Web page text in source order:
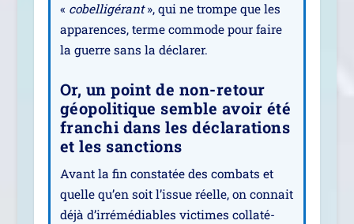
« cobel­li­gé­rant», qui ne trompe que les
appa­rences, terme com­mode pour faire
la guerre sans la déclarer.
Or, un point de non-retour
géopolitique semble avoir été
franchi dans les déclarations
et les sanctions
Avant la fin consta­tée des com­bats et
quelle qu’en soit l’issue réelle, on connait
déjà d’irrémédiables vic­times col­la­té­